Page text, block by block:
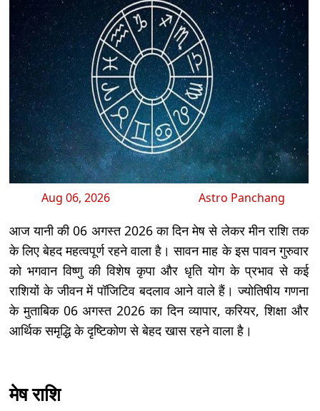
Aug 06, 2026 Astro Panchang
आज यानी की 06 अगस्त 2026 का दिन मेष से लेकर मीन राशि तक
के लिए बेहद महत्वपूर्ण रहने वाला है। सावन माह के इस पावन गुरुवार
को भगवान विष्णु की विशेष कृपा और धृति योग के प्रभाव से कई
राशियों के जीवन में पॉजिटिव बदलाव आने वाले हैं। ज्योतिषीय गणना
के मुताबिक 06 अगस्त 2026 का दिन व्यापार, करियर, शिक्षा और
आर्थिक समृद्धि के दृष्टिकोण से बेहद खास रहने वाला है।
मेष राशि